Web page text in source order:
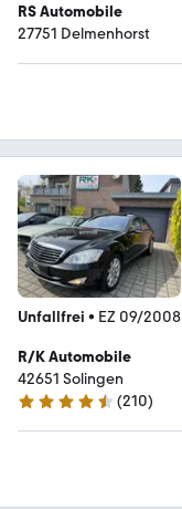
RS Automobile
27751 Delmenhorst
Unfallfrei • EZ 09/2008
R/K Automobile
42651 Solingen
4.6 Sterne
(210)